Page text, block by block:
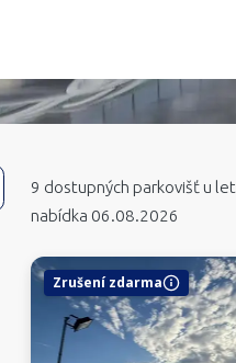
9 dostupných parkovišť u
nabídka 06.08.2026
Zrušení zdarma